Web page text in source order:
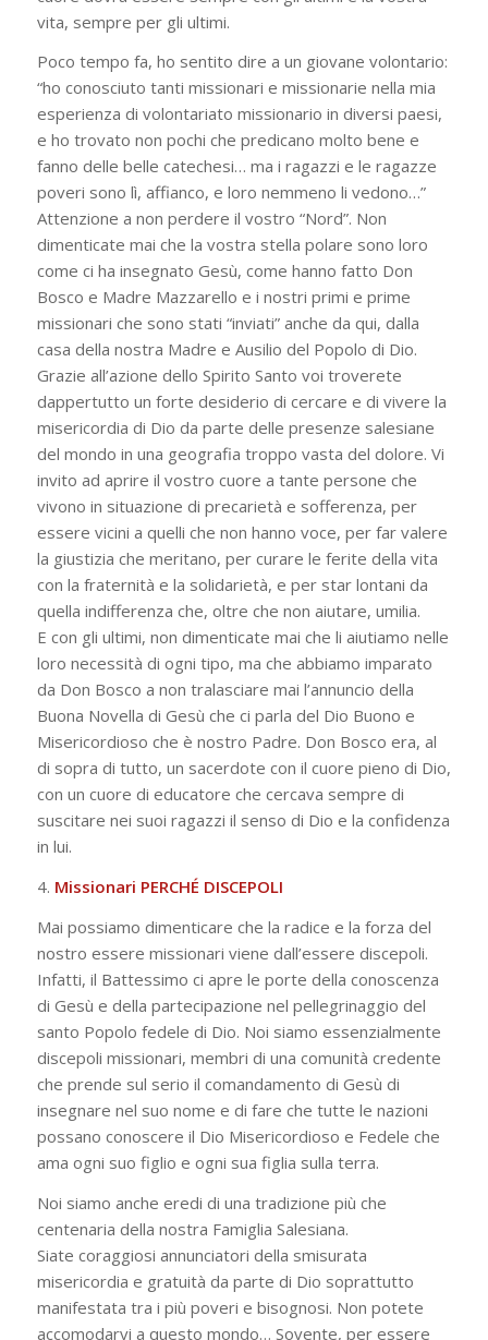
vita, sempre per gli ultimi.
Poco tempo fa, ho sentito dire a un giovane volontario:
“ho conosciuto tanti missionari e missionarie nella mia
esperienza di volontariato missionario in diversi paesi,
e ho trovato non pochi che predicano molto bene e
fanno delle belle catechesi… ma i ragazzi e le ragazze
poveri sono lì, affianco, e loro nemmeno li vedono…”
Attenzione a non perdere il vostro “Nord”. Non
dimenticate mai che la vostra stella polare sono loro
come ci ha insegnato Gesù, come hanno fatto Don
Bosco e Madre Mazzarello e i nostri primi e prime
missionari che sono stati “inviati” anche da qui, dalla
casa della nostra Madre e Ausilio del Popolo di Dio.
Grazie all’azione dello Spirito Santo voi troverete
dappertutto un forte desiderio di cercare e di vivere la
misericordia di Dio da parte delle presenze salesiane
del mondo in una geografia troppo vasta del dolore. Vi
invito ad aprire il vostro cuore a tante persone che
vivono in situazione di precarietà e sofferenza, per
essere vicini a quelli che non hanno voce, per far valere
la giustizia che meritano, per curare le ferite della vita
con la fraternità e la solidarietà, e per star lontani da
quella indifferenza che, oltre che non aiutare, umilia.
E con gli ultimi, non dimenticate mai che li aiutiamo nelle
loro necessità di ogni tipo, ma che abbiamo imparato
da Don Bosco a non tralasciare mai l’annuncio della
Buona Novella di Gesù che ci parla del Dio Buono e
Misericordioso che è nostro Padre. Don Bosco era, al
di sopra di tutto, un sacerdote con il cuore pieno di Dio,
con un cuore di educatore che cercava sempre di
suscitare nei suoi ragazzi il senso di Dio e la confidenza
in lui.
4. Missionari PERCHÉ DISCEPOLI
Mai possiamo dimenticare che la radice e la forza del
nostro essere missionari viene dall’essere discepoli.
Infatti, il Battessimo ci apre le porte della conoscenza
di Gesù e della partecipazione nel pellegrinaggio del
santo Popolo fedele di Dio. Noi siamo essenzialmente
discepoli missionari, membri di una comunità credente
che prende sul serio il comandamento di Gesù di
insegnare nel suo nome e di fare che tutte le nazioni
possano conoscere il Dio Misericordioso e Fedele che
ama ogni suo figlio e ogni sua figlia sulla terra.
Noi siamo anche eredi di una tradizione più che
centenaria della nostra Famiglia Salesiana.
Siate coraggiosi annunciatori della smisurata
misericordia e gratuità da parte di Dio soprattutto
manifestata tra i più poveri e bisognosi. Non potete
accomodarvi a questo mondo… Sovente, per essere